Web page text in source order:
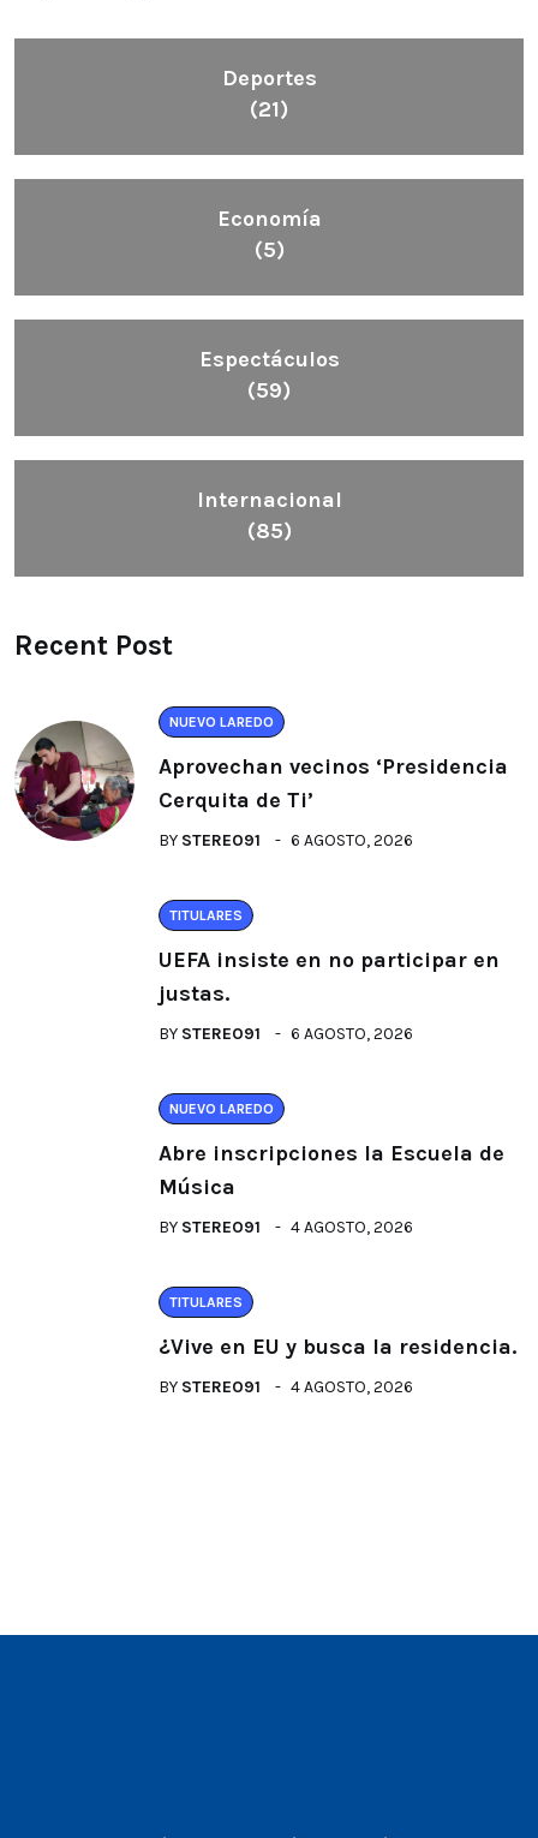
Deportes
(21)
Economía
(5)
Espectáculos
(59)
Internacional
(85)
Recent Post
NUEVO LAREDO
Aprovechan vecinos ‘Presidencia
Cerquita de Ti’
BY STEREO91 6 AGOSTO, 2026
TITULARES
UEFA insiste en no participar en
justas.
BY STEREO91 6 AGOSTO, 2026
NUEVO LAREDO
Abre inscripciones la Escuela de
Música
BY STEREO91 4 AGOSTO, 2026
TITULARES
¿Vive en EU y busca la residencia.
BY STEREO91 4 AGOSTO, 2026